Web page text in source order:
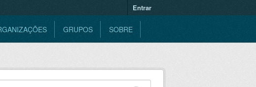
Entrar
GRUPOS SOBRE